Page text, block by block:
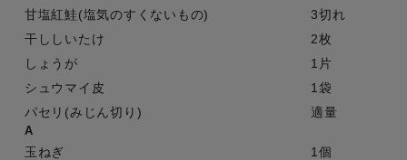
甘塩紅鮭(塩気のすくないもの)
3切れ
干ししいたけ
2枚
しょうが
1片
シュウマイ皮
1袋
パセリ(みじん切り)
適量
A
玉ねぎ
1個